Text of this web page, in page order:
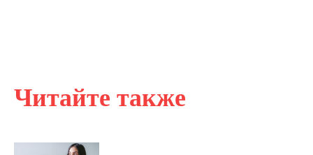
Читайте также